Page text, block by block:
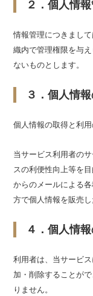
２．個人情
情報管理につきまし
織内で管理権限を与
ないものとします。
３．個人情
個人情報の取得と利
当サービス利用者の
スの利便性向上等を
からのメールによる
方で個人情報を販売
４．個人情
利用者は、当サービ
加・削除することが
りません。